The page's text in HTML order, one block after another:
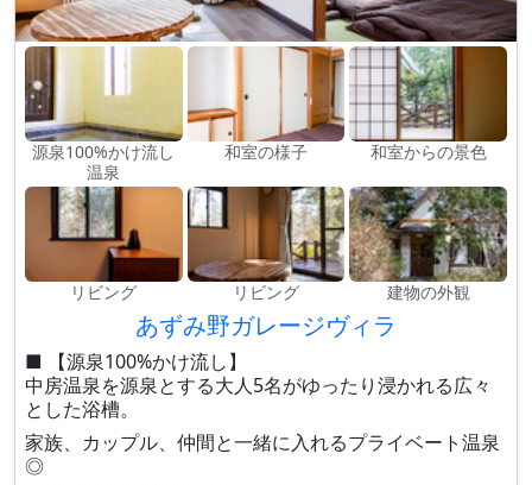
源泉100%かけ流し
温泉
和室の様子 和室からの景色
リビング リビング 建物の外観
あずみ野ガレージヴィラ
■ 【源泉100%かけ流し】
中房温泉を源泉とする大人5名がゆったり浸かれる広々
とした浴槽。
家族、カップル、仲間と一緒に入れるプライベート温泉
◎